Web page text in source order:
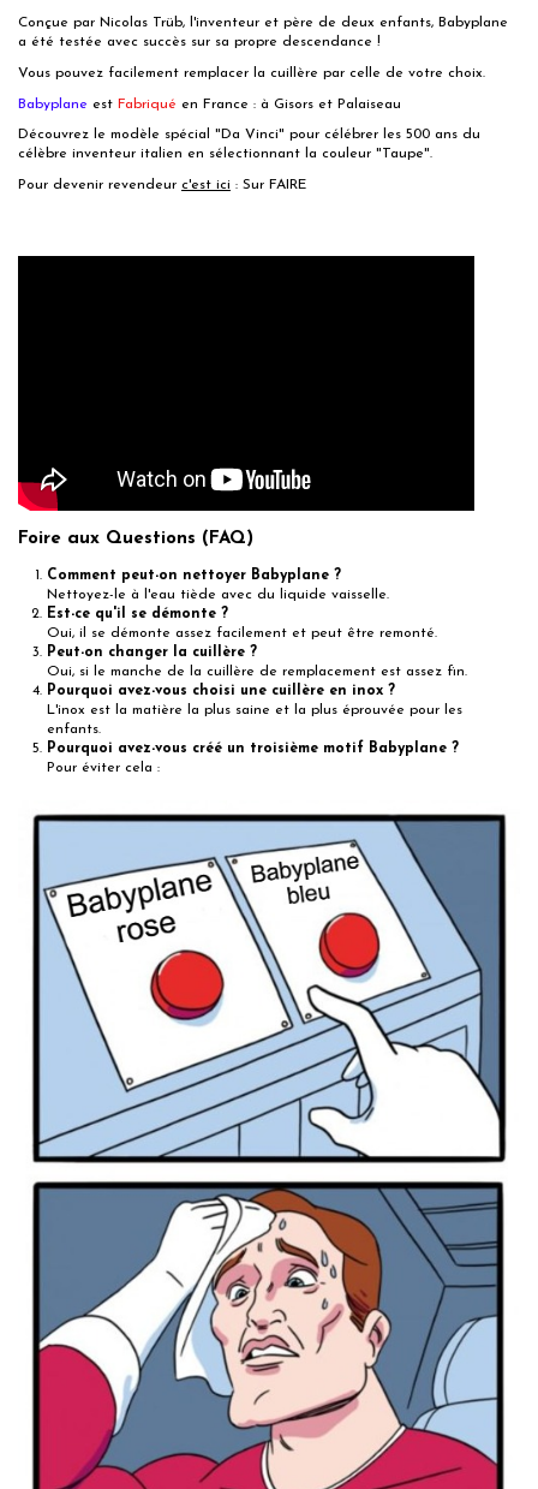
Conçue par Nicolas Trüb, l'inventeur et père de deux enfants, Babyplane
a été testée avec succès sur sa propre descendance !
Vous pouvez facilement remplacer la cuillère par celle de votre choix.
Babyplane est Fabriqué en France : à Gisors et Palaiseau
Découvrez le modèle spécial "Da Vinci" pour célébrer les 500 ans du
célèbre inventeur italien en sélectionnant la couleur "Taupe".
Pour devenir revendeur c'est ici : Sur FAIRE
Foire aux Questions (FAQ)
Comment peut-on nettoyer Babyplane ?
Nettoyez-le à l'eau tiède avec du liquide vaisselle.
Est-ce qu'il se démonte ?
Oui, il se démonte assez facilement et peut être remonté.
Peut-on changer la cuillère ?
Oui, si le manche de la cuillère de remplacement est assez fin.
Pourquoi avez-vous choisi une cuillère en inox ?
L'inox est la matière la plus saine et la plus éprouvée pour les
enfants.
Pourquoi avez-vous créé un troisième motif Babyplane ?
Pour éviter cela :